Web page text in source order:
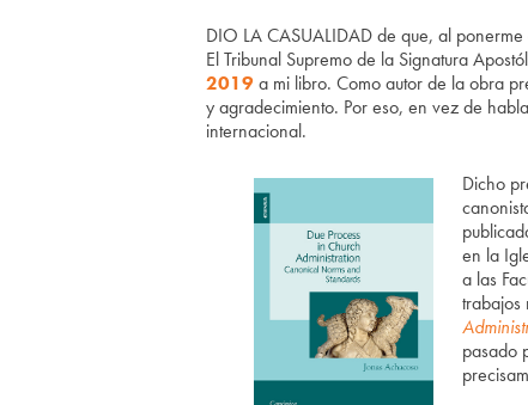
DIO LA CASUALIDAD de que, al
El Tribunal Supremo de la Signatura
2019 a mi libro. Como autor de la obra
y agradecimiento. Por eso, en vez de
internacional.
Dicho
en la
a las
trabajos
pasado